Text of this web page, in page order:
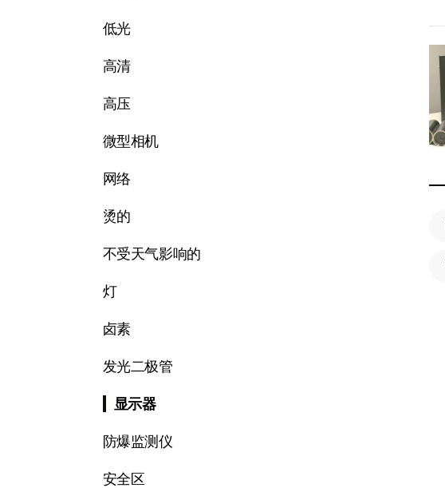
低光
高清
高压
微型相机
网络
烫的
不受天气影响的
灯
卤素
发光二极管
显示器
防爆监测仪
安全区